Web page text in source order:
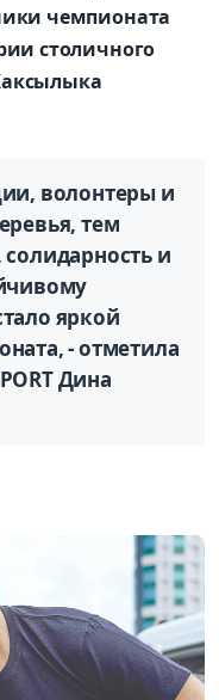
чемпионата
столичного
волонтеры и
тем
и
яркой
- отметила
Дина